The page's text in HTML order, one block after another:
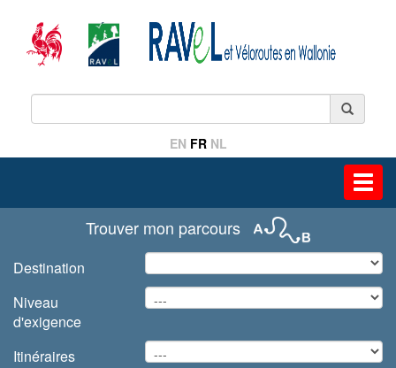
EN FR NL
Trouver mon parcours
Destination
Niveau
d'exigence
Itinéraires